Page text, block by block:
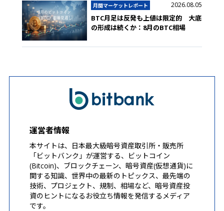
月間マーケットレポート 2026.08.05
BTC月足は反発も上値は限定的 大底
の形成は続くか：8月のBTC相場
運営者情報
本サイトは、日本最大級暗号資産取引所・販売所
「ビットバンク」が運営する、ビットコイン
(Bitcoin)、ブロックチェーン、暗号資産(仮想通貨)に
関する知識、世界中の最新のトピックス、最先端の
技術、プロジェクト、規制、相場など、暗号資産投
資のヒントになるお役立ち情報を発信するメディア
です。